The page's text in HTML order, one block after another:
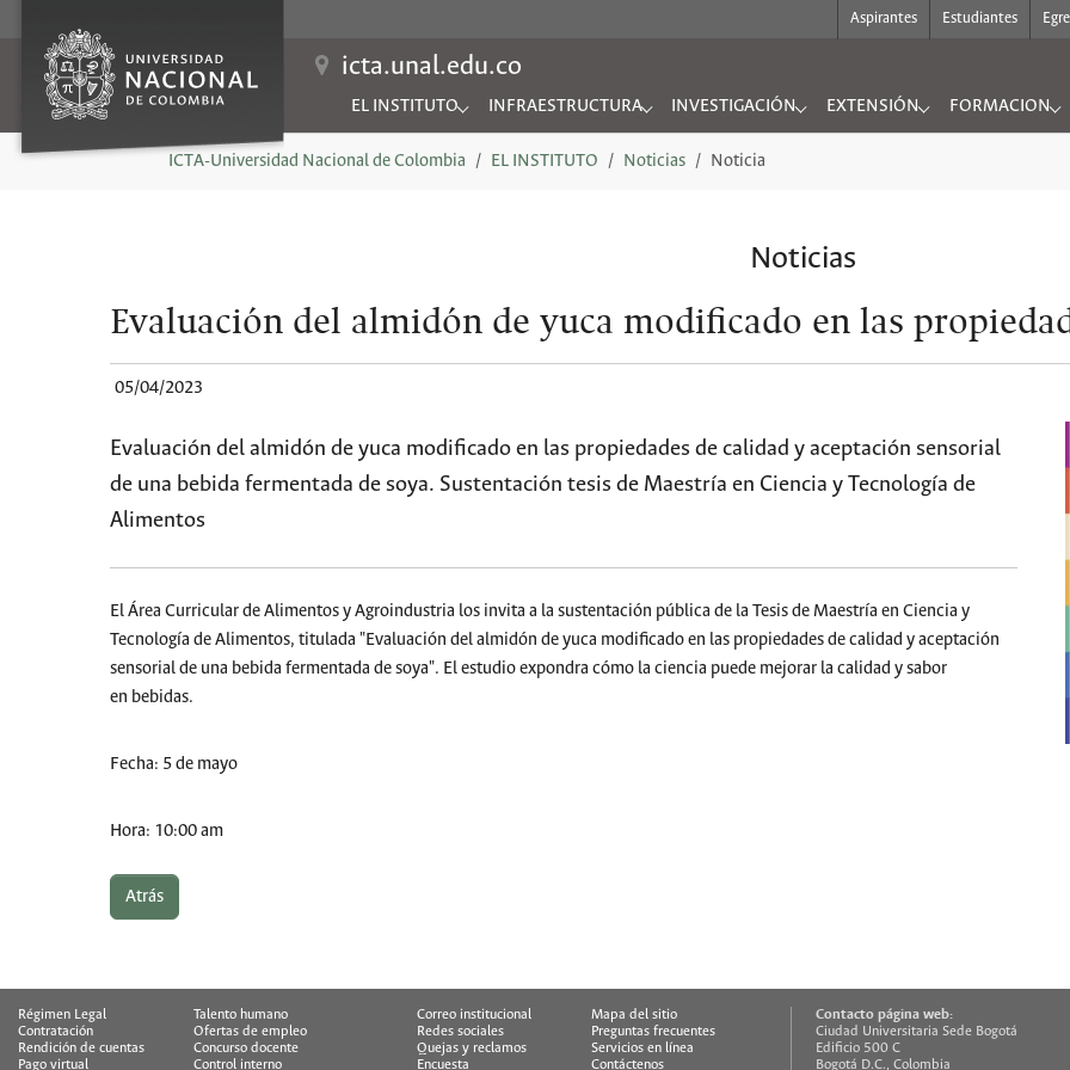
Aspirantes Estudiantes
icta.unal.edu.co
EL INSTITUTO
Submenu for "EL INSTITUTO"
INFRAESTRUCTURA
Submenu for "INFRAESTRUCTURA"
INVESTIGACIÓN
Submenu for "INVESTIGACIÓN"
EXTENSIÓN
Submenu for "EXTENSIÓN"
FORMACION
Submenu for
You are here:
ICTA-Universidad Nacional de Colombia
EL INSTITUTO Noticias Noticia
Noticias
Evaluación del almidón de yuca modificado en las
05/04/2023
Evaluación del almidón de yuca modificado en las propiedades de calidad y aceptación sensorial
de una bebida fermentada de soya. Sustentación tesis de Maestría en Ciencia y Tecnología de
Alimentos
El Área Curricular de Alimentos y Agroindustria los invita a la sustentación pública de la Tesis de Maestría en Ciencia y
Tecnología de Alimentos, titulada "Evaluación del almidón de yuca modificado en las propiedades de calidad y aceptación
sensorial de una bebida fermentada de soya". El estudio expondra cómo la ciencia puede mejorar la calidad y sabor
en bebidas.
Fecha: 5 de mayo
Hora: 10:00 am
Atrás
Régimen Legal
Talento humano
Contratación
Ofertas de empleo
Rendición de cuentas
Concurso docente
Pago virtual
Control interno
Correo institucional
Mapa del sitio
Redes sociales
Preguntas frecuentes
Quejas y reclamos
Servicios en línea
Encuesta
Contáctenos
Contacto página web:
Ciudad Universitaria Sede Bogotá
Edificio 500 C
Bogotá D.C., Colombia